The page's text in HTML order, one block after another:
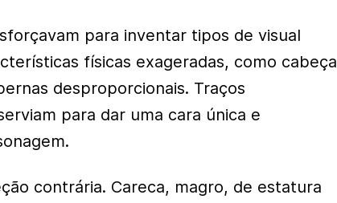
para inventar tipos de visual
físicas exageradas, como cabeça
desproporcionais. Traços
para dar uma cara única e
contrária. Careca, magro, de estatura